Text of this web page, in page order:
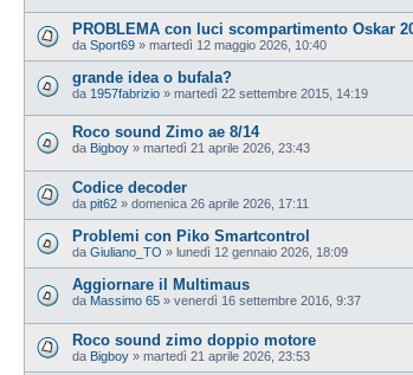
PROBLEMA con luci scompartimento Oskar
da Sport69 » martedì 12 maggio 2026, 10:40
grande idea o bufala?
da 1957fabrizio » martedì 22 settembre 2015, 14:19
Roco sound Zimo ae 8/14
da Bigboy » martedì 21 aprile 2026, 23:43
Codice decoder
da pit62 » domenica 26 aprile 2026, 17:11
Problemi con Piko Smartcontrol
da Giuliano_TO » lunedì 12 gennaio 2026, 18:09
Aggiornare il Multimaus
da Massimo 65 » venerdì 16 settembre 2016, 9:37
Roco sound zimo doppio motore
da Bigboy » martedì 21 aprile 2026, 23:53